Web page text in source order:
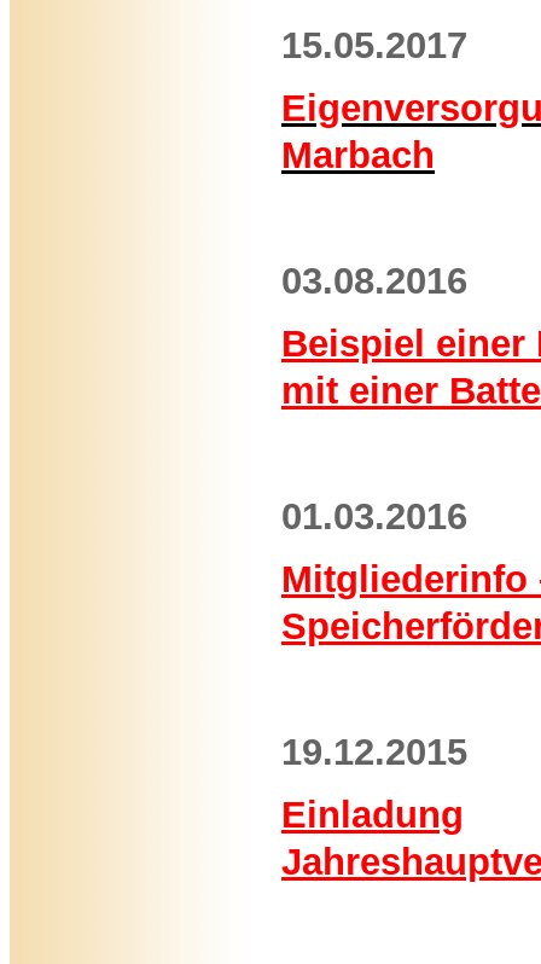
15.05.2017
Marbach
03.08.2016
Beispiel einer
mit einer
01.03.2016
Mitgliederinfo
19.12.2015
Einladung